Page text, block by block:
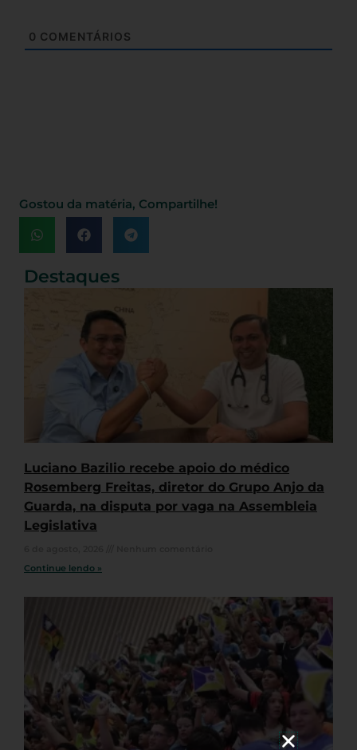
0 COMENTÁRIOS
Gostou da matéria, Compartilhe!
Destaques
Luciano Bazilio recebe apoio do médico
Rosemberg Freitas, diretor do Grupo Anjo da
Guarda, na disputa por vaga na Assembleia
Legislativa
Continue lendo »